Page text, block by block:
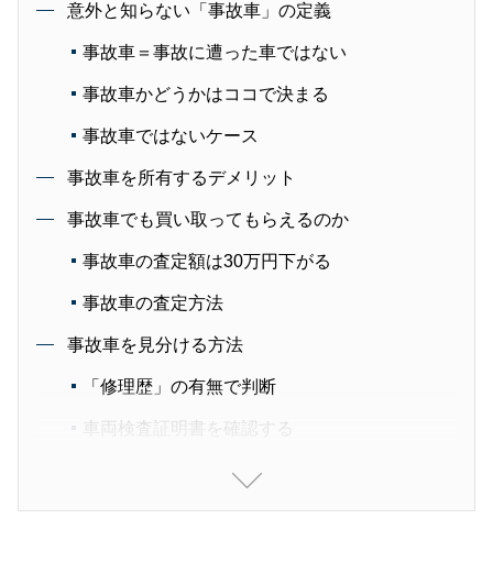
意外と知らない「事故車」の定義
事故車＝事故に遭った車ではない
事故車かどうかはココで決まる
事故車ではないケース
事故車を所有するデメリット
事故車でも買い取ってもらえるのか
事故車の査定額は30万円下がる
事故車の査定方法
事故車を見分ける方法
「修理歴」の有無で判断
車両検査証明書を確認する
事故車と知らずに買ってしまった場合の対処法
事故車の定義まとめ